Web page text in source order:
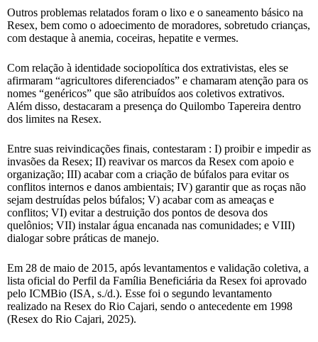
Outros problemas relatados foram o lixo e o saneamento básico na
Resex, bem como o adoecimento de moradores, sobretudo crianças,
com destaque à anemia, coceiras, hepatite e vermes.
Com relação à identidade sociopolítica dos extrativistas, eles se
afirmaram “agricultores diferenciados” e chamaram atenção para os
nomes “genéricos” que são atribuídos aos coletivos extrativos.
Além disso, destacaram a presença do Quilombo Tapereira dentro
dos limites na Resex.
Entre suas reivindicações finais, contestaram : I) proibir e impedir as
invasões da Resex; II) reavivar os marcos da Resex com apoio e
organização; III) acabar com a criação de búfalos para evitar os
conflitos internos e danos ambientais; IV) garantir que as roças não
sejam destruídas pelos búfalos; V) acabar com as ameaças e
conflitos; VI) evitar a destruição dos pontos de desova dos
quelônios; VII) instalar água encanada nas comunidades; e VIII)
dialogar sobre práticas de manejo.
Em 28 de maio de 2015, após levantamentos e validação coletiva, a
lista oficial do Perfil da Família Beneficiária da Resex foi aprovado
pelo ICMBio (ISA, s./d.). Esse foi o segundo levantamento
realizado na Resex do Rio Cajari, sendo o antecedente em 1998
(Resex do Rio Cajari, 2025).